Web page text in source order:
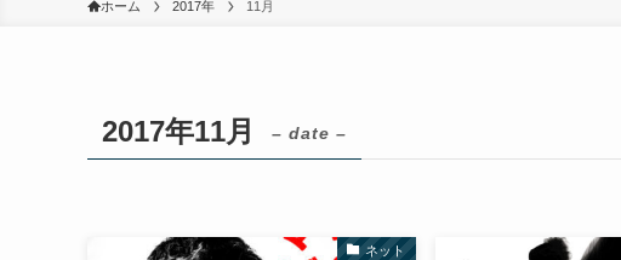
ホーム 2017年 11月
2017年11月 – date –
ネット